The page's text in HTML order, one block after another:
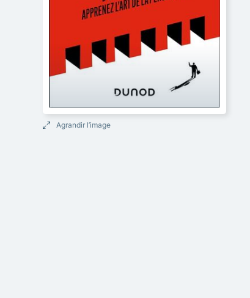
Agrandir l’image